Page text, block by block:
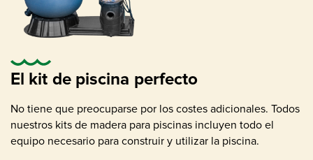
El kit de piscina perfecto
No tiene que preocuparse por los costes adicionales. Todos
nuestros kits de madera para piscinas incluyen todo el
equipo necesario para construir y utilizar la piscina.
Bomba de agua con filtro de arena ,
apropiada para tamaño de la piscina
Desnatador (superficie contaminación